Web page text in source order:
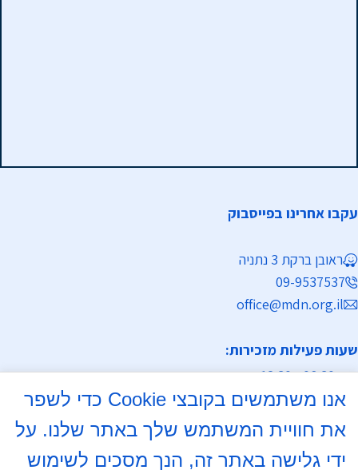
עקבו אחרינו בפייסבוק
ראובן ברקת 3 נתניה
09-9537537
office@mdn.org.il
שעות פעילות מזכירות:
א-ה 08:30 - 12:30
א, ד 16:00- 18:00
אנו משתמשים בקובצי Cookie כדי לשפר
את חוויית המשתמש שלך באתר שלנו. על
ידי גלישה באתר זה, הנך מסכים לשימוש